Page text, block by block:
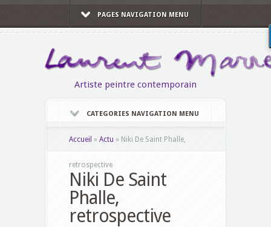
PAGES NAVIGATION MENU
Artiste peintre contemporain
CATEGORIES NAVIGATION MENU
Accueil » Actu » Niki De Saint Phalle,
retrospective
Niki De Saint
Phalle,
retrospective